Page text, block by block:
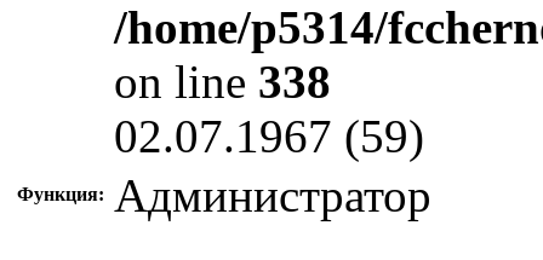
/home/p5314/
on line 338
02.07.1967 (59)
Функция: Администратор